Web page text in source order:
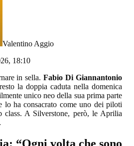
Valentino Aggio
18:10
in sella.Fabio Di Giannantonio
la doppia caduta nella domenica
unico neo della sua prima parte
lo ha consacrato come uno dei piloti
class. A Silverstone, però, le Aprilia
“Ogni volta che sono